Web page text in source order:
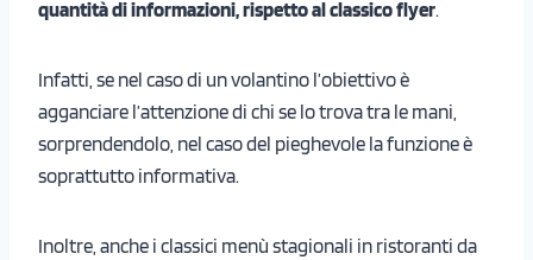
quantità di informazioni, rispetto al classico flyer.
Infatti, se nel caso di un volantino l’obiettivo è
agganciare l’attenzione di chi se lo trova tra le mani,
sorprendendolo, nel caso del pieghevole la funzione è
soprattutto informativa.
Inoltre, anche i classici menù stagionali in ristoranti da